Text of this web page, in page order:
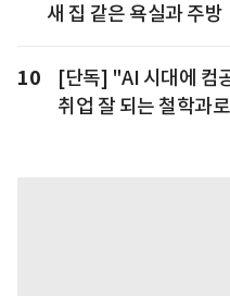
새 집 같은 욕실과 주방
10
[단독] "AI 시대에 컴
취업 잘 되는 철학과